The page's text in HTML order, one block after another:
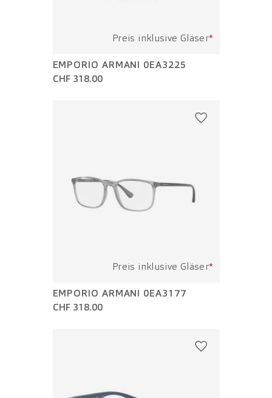
Preis inklusive Gläser*
EMPORIO ARMANI 0EA3225
CHF 318.00
Preis inklusive Gläser*
EMPORIO ARMANI 0EA3177
CHF 318.00